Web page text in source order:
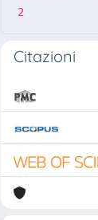
2
Citazioni